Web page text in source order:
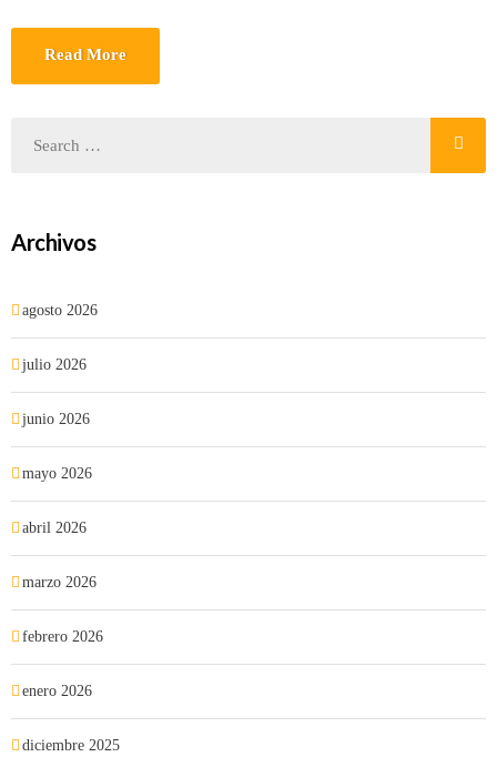
Read More
Archivos
agosto 2026
julio 2026
junio 2026
mayo 2026
abril 2026
marzo 2026
febrero 2026
enero 2026
diciembre 2025